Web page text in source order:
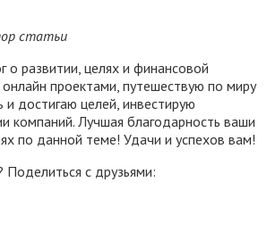
статьи
о развитии, целях и финансовой
проектами, путешествую по миру
и достигаю целей, инвестирую
компаний. Лучшая благодарность ваши
по данной теме! Удачи и успехов вам!
Поделиться с друзьями: